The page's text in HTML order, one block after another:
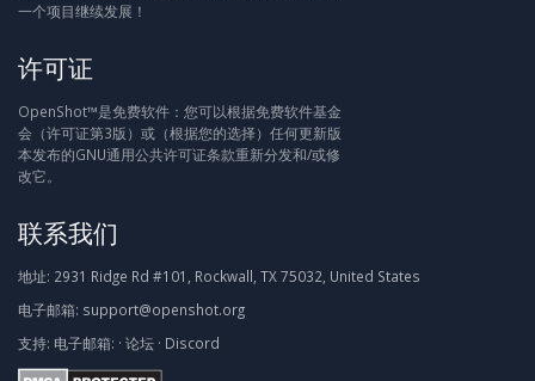
一个项目继续发展！
许可证
OpenShot™是免费软件：您可以根据免费软件基金
会（许可证第3版）或（根据您的选择）任何更新版
本发布的GNU通用公共许可证条款重新分发和/或修
改它。
联系我们
地址: 2931 Ridge Rd #101, Rockwall, TX 75032, United States
电子邮箱: support@openshot.org
支持: 电子邮箱: · 论坛 · Discord